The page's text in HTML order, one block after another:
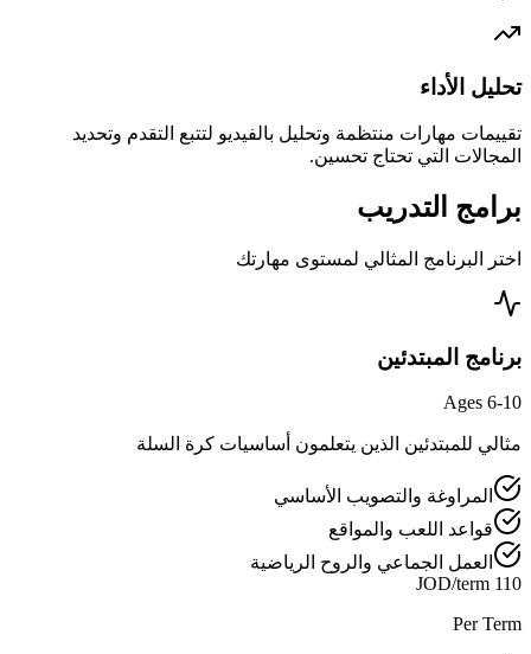
تحليل الأداء
تقييمات مهارات منتظمة وتحليل بالفيديو لتتبع التقدم وتحديد
المجالات التي تحتاج تحسين.
برامج التدريب
اختر البرنامج المثالي لمستوى مهارتك
برنامج المبتدئين
Ages 6-10
مثالي للمبتدئين الذين يتعلمون أساسيات كرة السلة
المراوغة والتصويب الأساسي
قواعد اللعب والمواقع
العمل الجماعي والروح الرياضية
110 JOD/term
Per Term